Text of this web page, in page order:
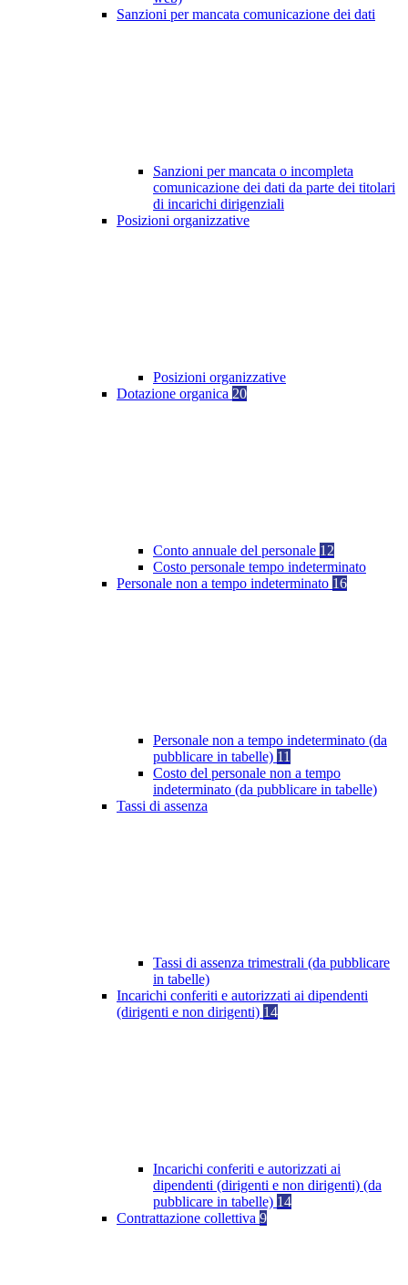
Sanzioni per mancata comunicazione dei dati
Sanzioni per mancata o incompleta
comunicazione dei dati da parte dei titolari
di incarichi dirigenziali
Posizioni organizzative
Posizioni organizzative
Dotazione organica 20
Conto annuale del personale 12
Costo personale tempo indeterminato
Personale non a tempo indeterminato 16
Personale non a tempo indeterminato (da
pubblicare in tabelle) 11
Costo del personale non a tempo
indeterminato (da pubblicare in tabelle)
Tassi di assenza
Tassi di assenza trimestrali (da pubblicare
in tabelle)
Incarichi conferiti e autorizzati ai dipendenti
(dirigenti e non dirigenti) 14
Incarichi conferiti e autorizzati ai
dipendenti (dirigenti e non dirigenti) (da
pubblicare in tabelle) 14
Contrattazione collettiva 9